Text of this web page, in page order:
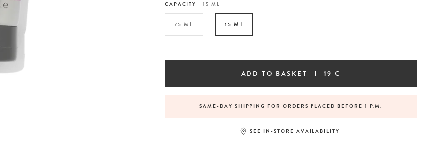
CAPACITY : 15 ML
75 ML 15 ML
ADD TO BASKET 19 €
SAME-DAY SHIPPING FOR ORDERS PLACED BEFORE 1 P.M.
SEE IN-STORE AVAILABILITY